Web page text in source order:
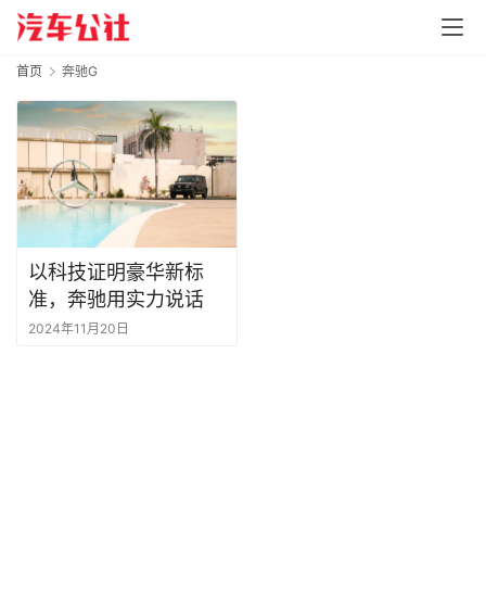
首页 奔驰G
以科技证明豪华新标
准，奔驰用实力说话
2024年11月20日